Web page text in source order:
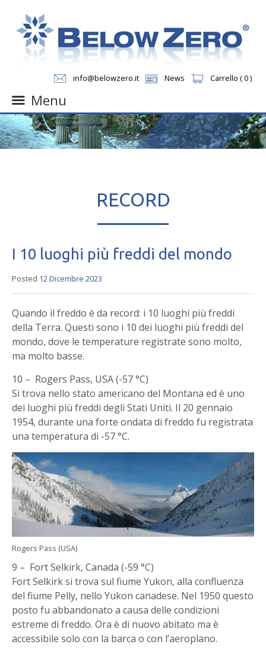
info@belowzero.it News Carrello ( 0 )
Menu
Skip
to
content
RECORD
I 10 luoghi più freddi del mondo
Posted 12 Dicembre 2023
Quando il freddo è da record: i 10 luoghi più freddi
della Terra. Questi sono i 10 dei luoghi più freddi del
mondo, dove le temperature registrate sono molto,
ma molto basse.
10 – Rogers Pass, USA (-57 °C)
Si trova nello stato americano del Montana ed è uno
dei luoghi più freddi degli Stati Uniti. Il 20 gennaio
1954, durante una forte ondata di freddo fu registrata
una temperatura di -57 °C.
Rogers Pass (USA)
9 – Fort Selkirk, Canada (-59 °C)
Fort Selkirk si trova sul fiume Yukon, alla confluenza
del fiume Pelly, nello Yukon canadese. Nel 1950 questo
posto fu abbandonato a causa delle condizioni
estreme di freddo. Ora è di nuovo abitato ma è
accessibile solo con la barca o con l’aeroplano.